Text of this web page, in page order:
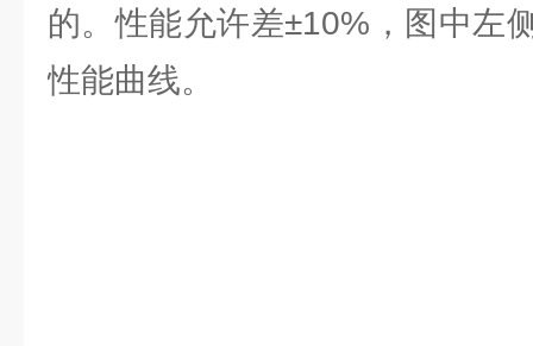
的。性能允许差±10%，图中左
性能曲线。